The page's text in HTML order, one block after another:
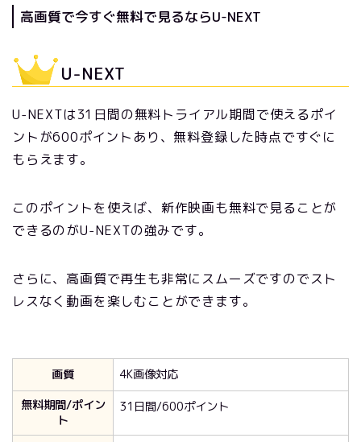
高画質で今すぐ無料で見るならU-NEXT
U-NEXT
U-NEXTは31日間の無料トライアル期間で使えるポイ
ントが600ポイントあり、無料登録した時点ですぐに
もらえます。
このポイントを使えば、新作映画も無料で見ることが
できるのがU-NEXTの強みです。
さらに、高画質で再生も非常にスムーズですのでスト
レスなく動画を楽しむことができます。
画質
4K画像対応
無料期間/ポイン
ト
31日間/600ポイント